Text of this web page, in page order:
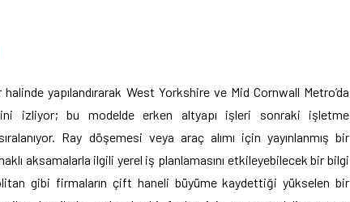
yapılandırarak West Yorkshire ve Mid Cornwall Metro’da
izliyor; bu modelde erken altyapı işleri sonraki işletme
Ray döşemesi veya araç alımı için yayınlanmış bir
aksamalarla ilgili yerel iş planlamasını etkileyebilecek bir bilgi
gibi firmaların çift haneli büyüme kaydettiği yükselen bir